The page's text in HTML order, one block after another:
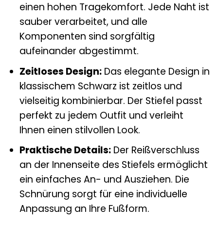
einen hohen Tragekomfort. Jede Naht ist
sauber verarbeitet, und alle
Komponenten sind sorgfältig
aufeinander abgestimmt.
Zeitloses Design:Das elegante Design in
klassischem Schwarz ist zeitlos und
vielseitig kombinierbar. Der Stiefel passt
perfekt zu jedem Outfit und verleiht
Ihnen einen stilvollen Look.
Praktische Details:Der Reißverschluss
an der Innenseite des Stiefels ermöglicht
ein einfaches An- und Ausziehen. Die
Schnürung sorgt für eine individuelle
Anpassung an Ihre Fußform.